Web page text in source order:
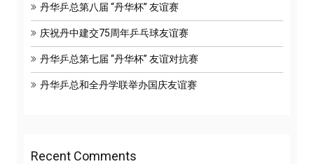
丹华乒总第八届 “丹华杯” 友谊赛
庆祝丹中建交75周年乒乓球友谊赛
丹华乒总第七届 “丹华杯” 友谊对抗赛
丹华乒总和全丹学联举办国庆友谊赛
Recent Comments